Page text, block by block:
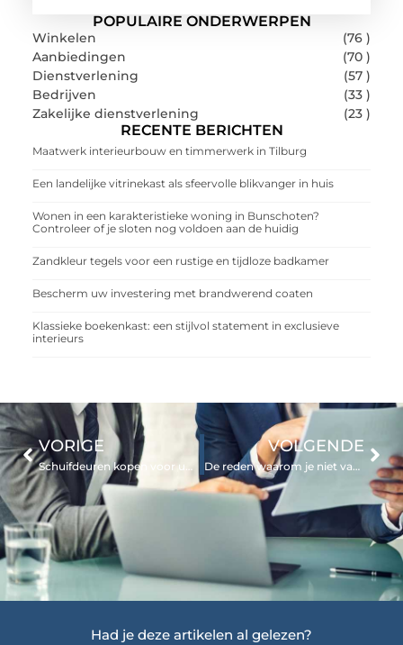
POPULAIRE ONDERWERPEN
Winkelen
(76 )
Aanbiedingen
(70 )
Dienstverlening
(57 )
Bedrijven
(33 )
Zakelijke dienstverlening
(23 )
RECENTE BERICHTEN
Maatwerk interieurbouw en timmerwerk in Tilburg
Een landelijke vitrinekast als sfeervolle blikvanger in huis
Wonen in een karakteristieke woning in Bunschoten?
Controleer of je sloten nog voldoen aan de huidig
Zandkleur tegels voor een rustige en tijdloze badkamer
Bescherm uw investering met brandwerend coaten
Klassieke boekenkast: een stijlvol statement in exclusieve
interieurs
Had je deze artikelen al gelezen?
VORIGE
Schuifdeuren kopen voor uw bedrijfspand
VOLGENDE
De reden waarom je niet van je roodheid in het gezicht af kunt komen